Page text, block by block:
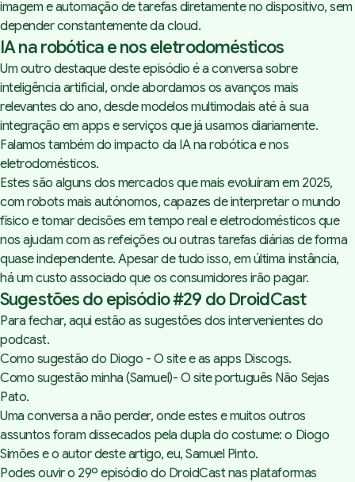
imagem e automação de tarefas diretamente no dispositivo, sem
depender constantemente dacloud.
IA na robótica e nos eletrodomésticos
Um outro destaque deste episódio é a conversa sobre
inteligência artificial, onde abordamos os avanços mais
relevantes do ano, desde modelos multimodais até à sua
integração em apps e serviços que já usamos diariamente.
Falamos também do impacto da IA na robótica e nos
eletrodomésticos.
Estes são alguns dos mercados que mais evoluíram em 2025,
com robots mais autónomos, capazes de interpretar o mundo
físico e tomar decisões em tempo real e eletrodomésticos que
nos ajudam com as refeições ou outras tarefas diárias de forma
quase independente. Apesar de tudo isso, em última instância,
há um custo associado que os consumidores irão pagar.
Sugestões do episódio #29 do DroidCast
Para fechar, aqui estão as sugestões dos intervenientes do
podcast.
Como sugestão do Diogo - O site e as apps Discogs.
Como sugestão minha (Samuel)- O site português Não Sejas
Pato.
Uma conversa a não perder, onde estes e muitos outros
assuntos foram dissecados pela dupla do costume: o Diogo
Simões e o autor deste artigo, eu, Samuel Pinto.
Podes ouvir o 29º episódio do DroidCast nas plataformas